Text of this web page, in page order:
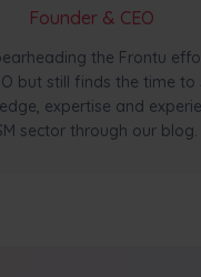
Founder & CEO
the Frontu
but still finds the time to
expertise and
sector through our blog.